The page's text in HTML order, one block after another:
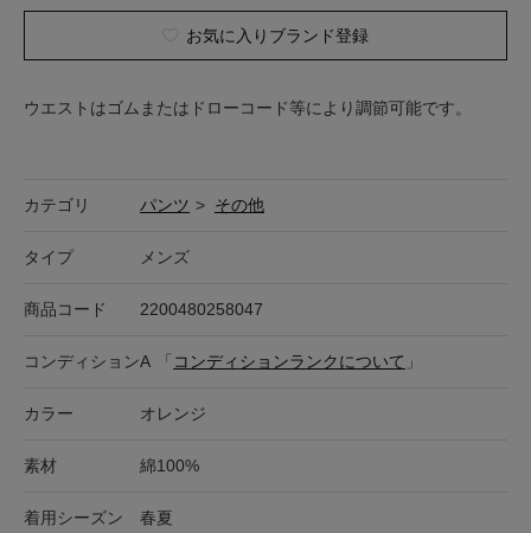
お気に入りブランド登録
ウエストはゴムまたはドローコード等により調節可能です。
カテゴリ パンツ > その他
タイプ メンズ
商品コード 2200480258047
コンディションA 「 コンディションランクについて 」
カラー オレンジ
素材 綿100%
着用シーズン 春夏